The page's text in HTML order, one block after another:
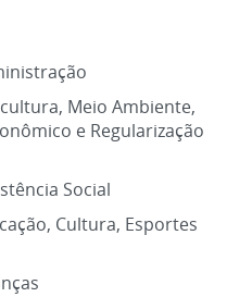
Meio Ambiente,
e Regularização
Social
Cultura, Esportes